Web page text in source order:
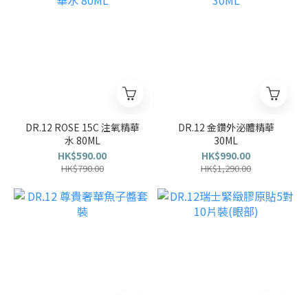
DR.12 ROSE 15C 注氧精華
水 80ML
HK$590.00
HK$790.00
DR.12 金鑽外泌體精華
30ML
HK$990.00
HK$1,290.00